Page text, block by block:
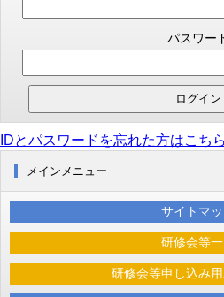
パスワー
IDとパスワードを忘れた方はこちら
メインメニュー
サイトマ
研修会等
研修会等申し込み